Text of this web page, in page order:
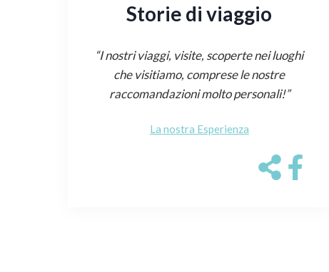
Storie di viaggio
“I nostri viaggi, visite, scoperte nei luoghi
che visitiamo, comprese le nostre
raccomandazioni molto personali!”
La nostra Esperienza